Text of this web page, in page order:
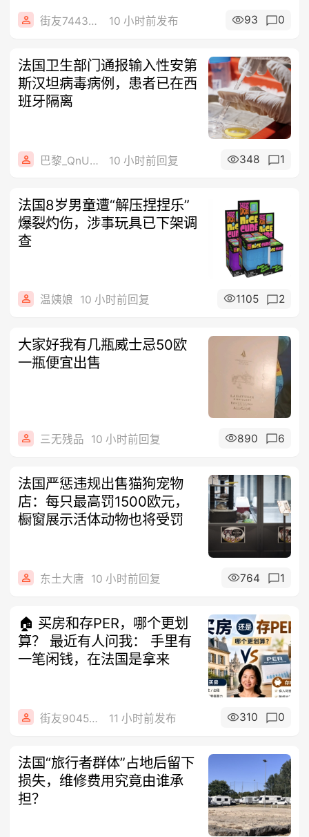
街友74434350 10 小时前发布 93 0
法国卫生部门通报输入性安第
斯汉坦病毒病例，患者已在西
班牙隔离
巴黎_QnU9z 10 小时前回复 348 1
法国8岁男童遭“解压捏捏乐”
爆裂灼伤，涉事玩具已下架调
查
温姨娘 10 小时前回复 1105 2
大家好我有几瓶威士忌50欧
一瓶便宜出售
三无残品 10 小时前回复 890 6
法国严惩违规出售猫狗宠物
店：每只最高罚1500欧元，
橱窗展示活体动物也将受罚
东土大唐 10 小时前回复 764 1
🏠 买房和存PER，哪个更划
算？ 最近有人问我： 手里有
一笔闲钱，在法国是拿来
街友90454511 11 小时前发布 310 0
法国“旅行者群体”占地后留下
损失，维修费用究竟由谁承
担？